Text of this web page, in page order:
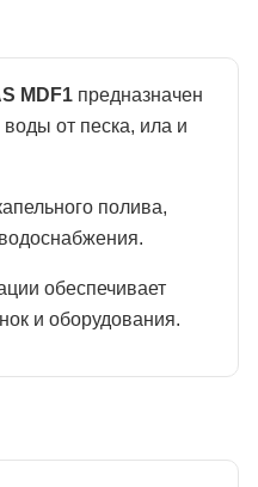
MDF1 предназначен
от песка, ила и
полива,
обеспечивает
и оборудования.